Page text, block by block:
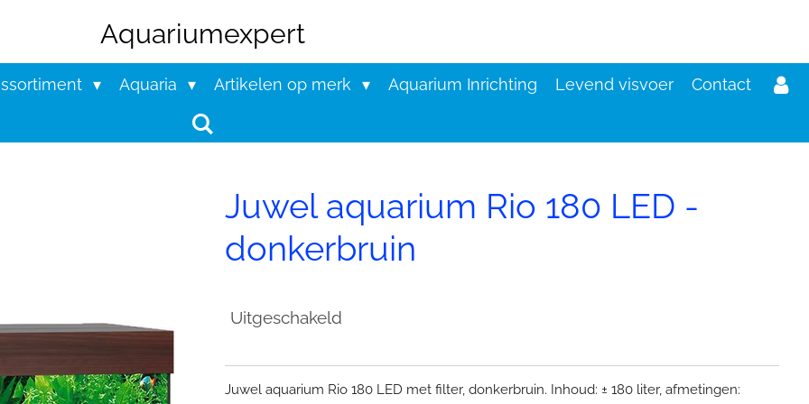
Aquariumexpert
Aquaria Artikelen op merk Aquarium Inrichting Levend visvoer Contact
Juwel aquarium Rio 180 LED -
donkerbruin
Uitgeschakeld
Juwel aquarium Rio 180 LED met filter, donkerbruin. Inhoud: ± 180 liter, afmetingen: